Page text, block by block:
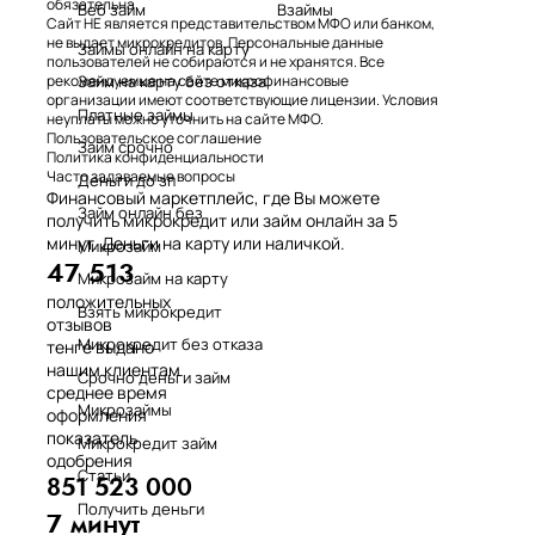
Веб займ
Взаймы
Займы онлайн на карту
Займ на карту без отказа
Платные займы
Займ срочно
Деньги до зп
Займ онлайн без
Микрозайм
Микрозайм на карту
Взять микрокредит
Микрокредит без отказа
Срочно деньги займ
Микрозаймы
Микрокредит займ
Статьи
Получить деньги
обязательна.
Сайт НЕ является представительством МФО или банком,
не выдает микрокредитов. Персональные данные
пользователей не собираются и не хранятся. Все
рекомендуемые на сайте микрофинансовые
организации имеют соответствующие лицензии. Условия
неуплаты можно уточнить на сайте МФО.
Пользовательское соглашение
Политика конфиденциальности
Часто задаваемые вопросы
Финансовый маркетплейс, где Вы можете
получить микрокредит или займ онлайн за 5
минут. Деньги на карту или наличкой.
47 513
положительных
отзывов
тенге выдано
нашим клиентам
среднее время
оформления
показатель
одобрения
851 523 000
7 минут